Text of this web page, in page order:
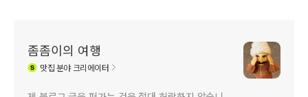
좀좀이의 여행
맛집분야 크리에이터